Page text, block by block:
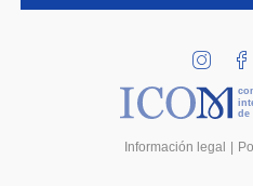
de
Información legal